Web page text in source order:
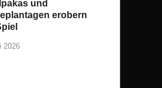
und
erobern
2026